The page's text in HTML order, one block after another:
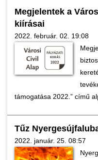
Megjelentek a
kiírásai
2022. február. 02. 19:08
támogatása 2022.” című
Tűz
2022. január. 25. 08:57